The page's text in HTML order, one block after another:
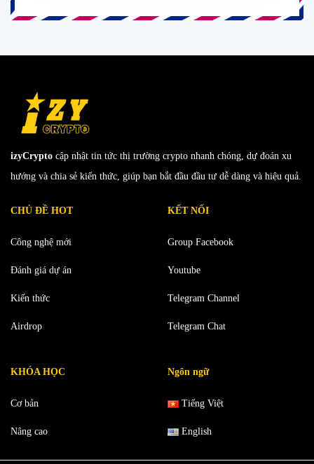
izyCrypto cập nhật tin tức thị trường crypto nhanh chóng, dự đoán xu
hướng và chia sẻ kiến thức, giúp bạn bắt đầu đầu tư dễ dàng và hiệu quả.
CHỦ ĐỀ HOT
Công nghệ mới
Đánh giá dự án
Kiến thức
Airdrop
KẾT NỐI
Group Facebook
Youtube
Telegram Channel
Telegram Chat
KHÓA HỌC
Cơ bản
Nâng cao
Ngôn ngữ
Tiếng Việt
English